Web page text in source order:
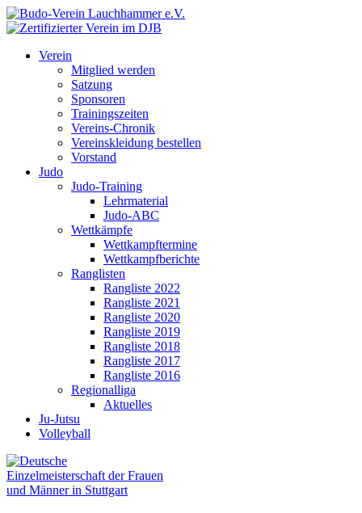
Verein
Mitglied werden
Satzung
Sponsoren
Trainingszeiten
Vereins-Chronik
Vereinskleidung bestellen
Vorstand
Judo
Judo-Training
Lehrmaterial
Judo-ABC
Wettkämpfe
Wettkampftermine
Wettkampfberichte
Ranglisten
Rangliste 2022
Rangliste 2021
Rangliste 2020
Rangliste 2019
Rangliste 2018
Rangliste 2017
Rangliste 2016
Regionalliga
Aktuelles
Ju-Jutsu
Volleyball